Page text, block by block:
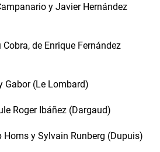
y Javier Hernández
de Enrique Fernández
Gabor (Le Lombard)
Roger Ibáñez (Dargaud)
Homs y Sylvain Runberg (Dupuis)